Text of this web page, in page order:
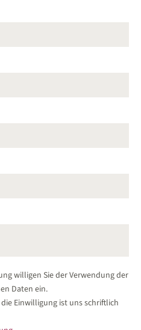
willigen Sie der Verwendung der
Daten ein.
Einwilligung ist uns schriftlich